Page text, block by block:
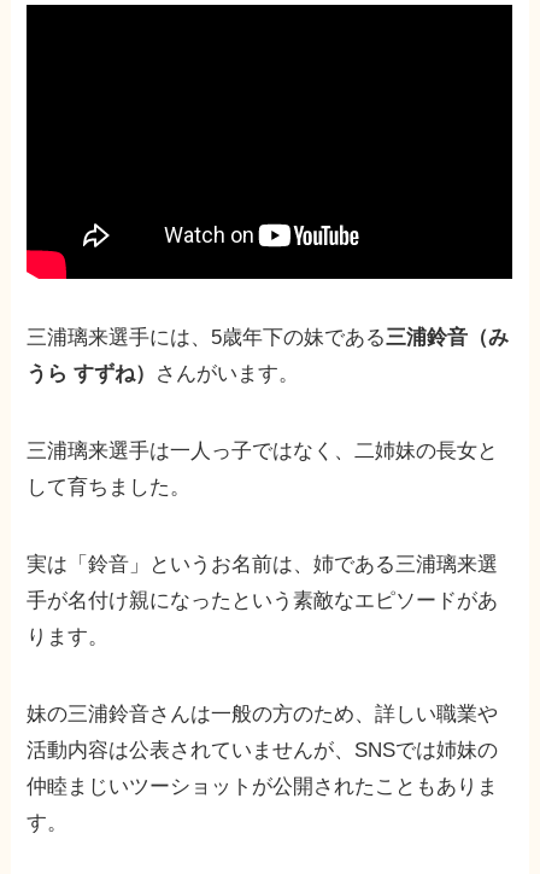
三浦璃来選手には、5歳年下の妹である三浦鈴音（み
うら すずね） さんがいます。
三浦璃来選手は一人っ子ではなく、二姉妹の長女と
して育ちました。
実は「鈴音」というお名前は、姉である三浦璃来選
手が名付け親になったという素敵なエピソードがあ
ります。
妹の三浦鈴音さんは一般の方のため、詳しい職業や
活動内容は公表されていませんが、SNSでは姉妹の
仲睦まじいツーショットが公開されたこともありま
す。